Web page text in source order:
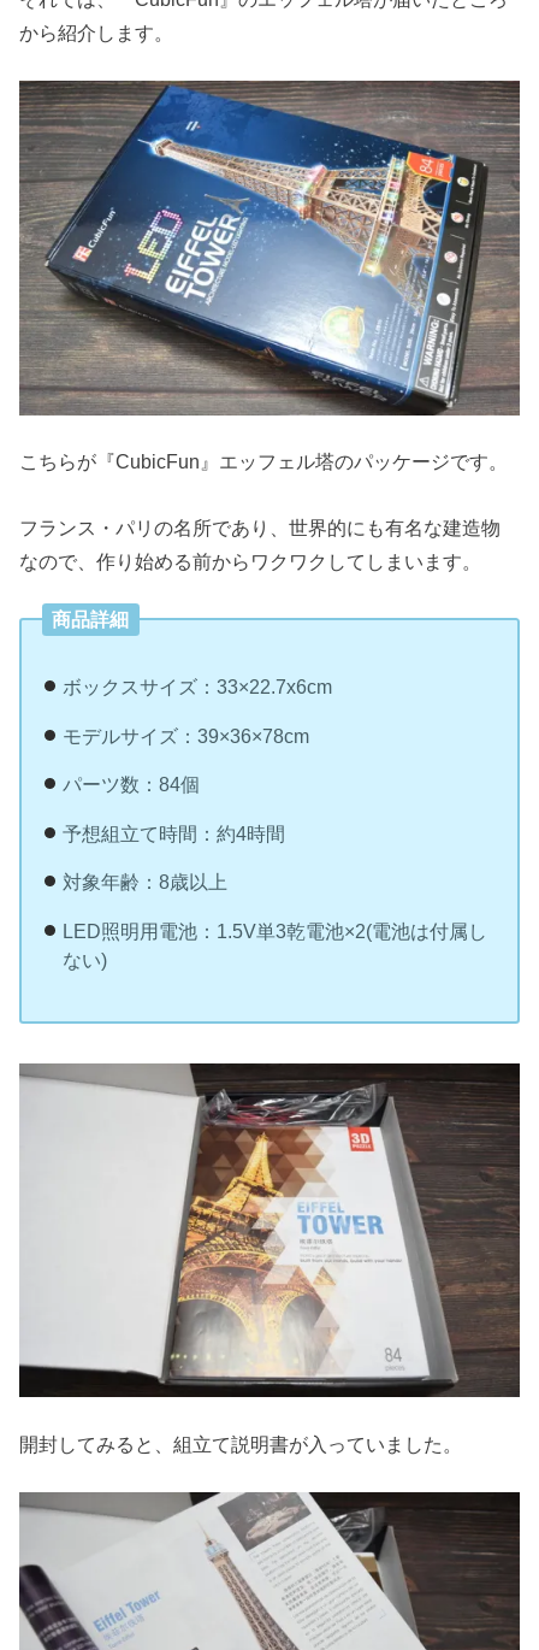
から紹介します。
こちらが『CubicFun』エッフェル塔のパッケージです。
フランス・パリの名所であり、世界的にも有名な建造物
なので、作り始める前からワクワクしてしまいます。
商品詳細
ボックスサイズ：33×22.7x6cm
モデルサイズ：39×36×78cm
パーツ数：84個
予想組立て時間：約4時間
対象年齢：8歳以上
LED照明用電池：1.5V単3乾電池×2(電池は付属し
ない)
開封してみると、組立て説明書が入っていました。